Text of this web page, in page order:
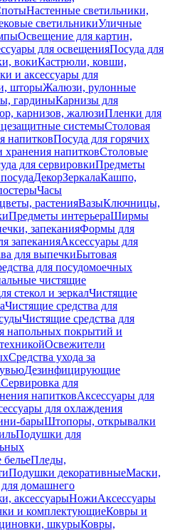
Настенные светильники,
светильникиУличные
Освещение для картин,
для освещенияПосуда для
вокиКастрюли, ковши,
и аксессуары для
шторыЖалюзи, рулонные
гардиныКарнизы для
карнизов, жалюзиПленки для
системыСтоловая
напитковПосуда для горячих
хранения напитковСтоловые
для сервировкиПредметы
ДекорЗеркалаКашпо,
Часы
растенияВазыКлючницы,
Предметы интерьераШирмы
запеканияФормы для
запеканияАксессуары для
для выпечкиБытовая
для посудомоечных
чистящие
стекол и зеркалЧистящие
Чистящие средства для
Чистящие средства для
напольных покрытий и
Освежители
Средства ухода за
Дезинфицирующие
Сервировка для
напитковАксессуары для
для охлаждения
барыШтопоры, открывалки
Подушки для
бельеПледы,
Подушки декоративныеМаски,
домашнего
аксессуарыНожиАксессуары
и комплектующиеКовры и
шкурыКовры,